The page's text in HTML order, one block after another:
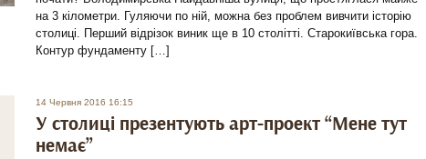
на 3 кілометри. Гуляючи по ній, можна без проблем вивчити історію
столиці. Перший відрізок виник ще в 10 столітті. Старокиївська гора.
Контур фундаменту […]
14 Червня 2016 16:15
У столиці презентують арт-проект “Мене тут
немає”